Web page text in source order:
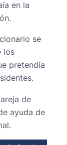
en la
se
los
pretendía
de
ayuda de